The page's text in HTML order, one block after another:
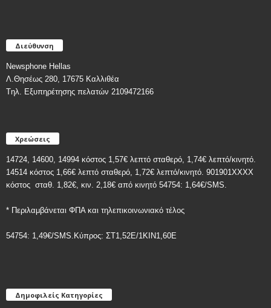
Διεύθυνση
Newsphone Hellas
Λ.Θησέως 280, 17675 Καλλιθέα
Tηλ. Εξυπηρέτησης πελατών 2109472166
Χρεώσεις
14724, 14600, 14994 κόστος 1,57€ λεπτό σταθερό, 1,74€ λεπτό/κινητό.
14514 κόστος 1,66€ λεπτό σταθερό, 1,72€ λεπτό/κινητό. 901901ΧΧΧΧ
κόστος σταθ. 1,82€, κιν. 2,18€ από κινητό 54754: 1,64€/SMS.
* Περιλαμβάνεται ΦΠΑ και τηλεπικοινωνιακό τέλος
54754: 1,49€/SMS.Κύπρος: ΣT1,52E/1KIN1,60E
Δημοφιλείς Κατηγορίες